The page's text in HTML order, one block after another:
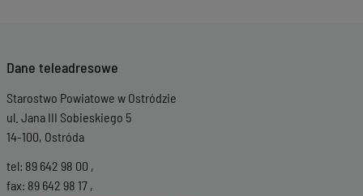
Dane teleadresowe
Starostwo Powiatowe w Ostródzie
ul. Jana III Sobieskiego 5
14-100, Ostróda
tel: 89 642 98 00 ,
fax: 89 642 98 17 ,